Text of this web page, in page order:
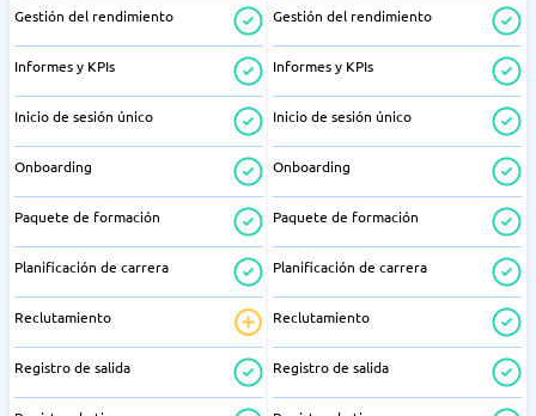
Gestión del rendimiento
Informes y KPIs
Inicio de sesión único
Onboarding
Paquete de formación
Planificación de carrera
Reclutamiento
Registro de salida
Gestión del rendimiento
Informes y KPIs
Inicio de sesión único
Onboarding
Paquete de formación
Planificación de carrera
Reclutamiento
Registro de salida